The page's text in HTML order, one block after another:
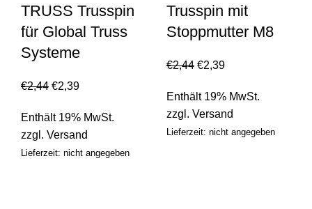
TRUSS Trusspin
für Global Truss
Systeme
€2,44 €2,39
Enthält 19% MwSt.
zzgl. Versand
Lieferzeit: nicht angegeben
Trusspin mit
Stoppmutter M8
€2,44 €2,39
Enthält 19% MwSt.
zzgl. Versand
Lieferzeit: nicht angegeben